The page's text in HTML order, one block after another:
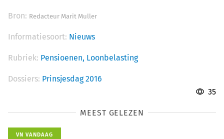
Bron: Redacteur Marit Muller
Informatiesoort: Nieuws
Rubriek: Pensioenen, Loonbelasting
Dossiers: Prinsjesdag 2016
35
MEEST GELEZEN
VN VANDAAG